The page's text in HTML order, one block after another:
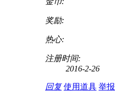
奖励:
热心:
注册时间:
2016-2-26
回复 使用道具 举报